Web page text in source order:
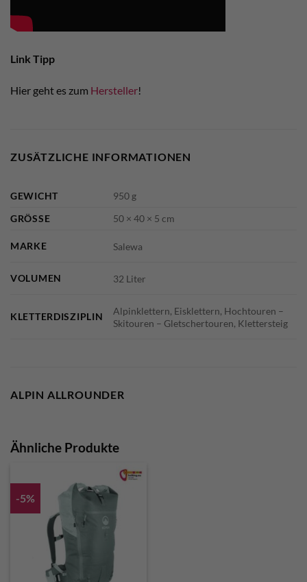
Link Tipp
Hier geht es zum Hersteller!
ZUSÄTZLICHE INFORMATIONEN
GEWICHT
950 g
GRÖSSE
50 × 40 × 5 cm
MARKE Salewa
VOLUMEN 32 Liter
KLETTERDISZIPLIN
Alpinklettern, Eisklettern, Hochtouren –
Skitouren – Gletschertouren, Klettersteig
ALPIN ALLROUNDER
Ähnliche Produkte
-5%